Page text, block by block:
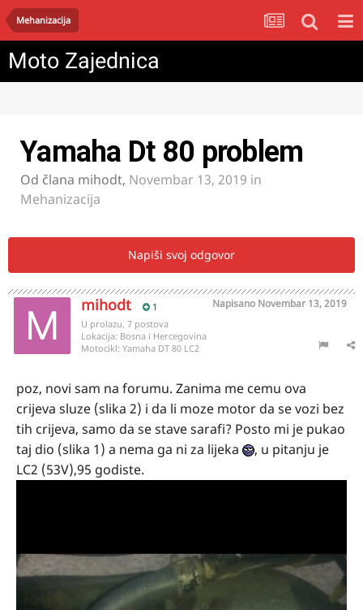
Mehanizacija
Moto Zajednica
Yamaha Dt 80 problem
Od člana mihodt, Novembar 13, 2019 in
Mehanizacija
Napiši svoj odgovor
mihodt 1 Napisano Novembar 13, 2019
U prolazu, 7 postova
Lokacija: Bosna i Hercegovina
Motocikl: Yamaha DT 80 LC2
poz, novi sam na forumu. Zanima me cemu ova
crijeva sluze (slika 2) i da li moze motor da se vozi bez
tih crijeva, samo da se stave sarafi? Posto mi je pukao
taj dio (slika 1) a nema ga ni za lijeka
, u pitanju je
LC2 (53V),95 godiste.